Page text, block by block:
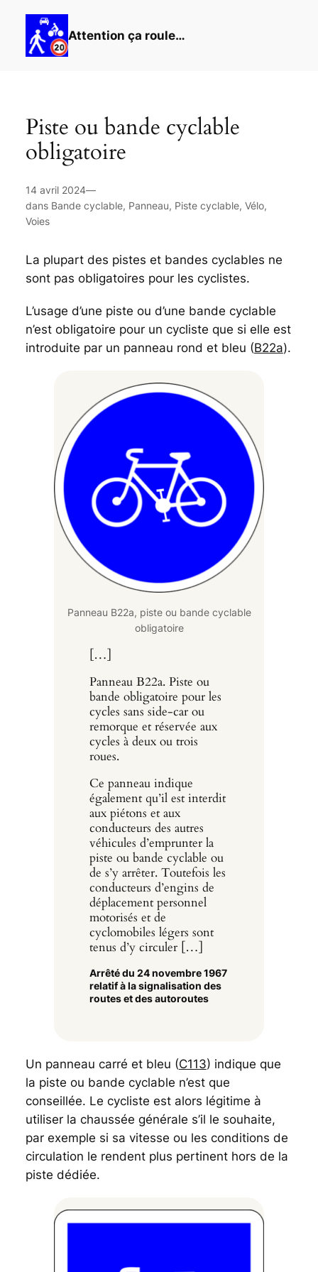
Attention ça roule…
Piste ou bande cyclable
obligatoire
14 avril 2024—
dans Bande cyclable, Panneau, Piste cyclable, Vélo,
Voies
La plupart des pistes et bandes cyclables ne
sont pas obligatoires pour les cyclistes.
L’usage d’une piste ou d’une bande cyclable
n’est obligatoire pour un cycliste que si elle est
introduite par un panneau rond et bleu (B22a).
Panneau B22a, piste ou bande cyclable
obligatoire
[…]
Panneau B22a. Piste ou
bande obligatoire pour les
cycles sans side-car ou
remorque et réservée aux
cycles à deux ou trois
roues.
Ce panneau indique
également qu’il est interdit
aux piétons et aux
conducteurs des autres
véhicules d’emprunter la
piste ou bande cyclable ou
de s’y arrêter. Toutefois les
conducteurs d’engins de
déplacement personnel
motorisés et de
cyclomobiles légers sont
tenus d’y circuler […]
Arrêté du 24 novembre 1967
relatif à la signalisation des
routes et des autoroutes
Un panneau carré et bleu (C113) indique que
la piste ou bande cyclable n’est que
conseillée. Le cycliste est alors légitime à
utiliser la chaussée générale s’il le souhaite,
par exemple si sa vitesse ou les conditions de
circulation le rendent plus pertinent hors de la
piste dédiée.